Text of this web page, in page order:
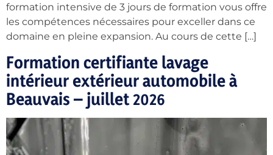
formation intensive de 3 jours de formation vous offre
les compétences nécessaires pour exceller dans ce
domaine en pleine expansion. Au cours de cette […]
Formation certifiante lavage
intérieur extérieur automobile à
Beauvais – juillet 2026